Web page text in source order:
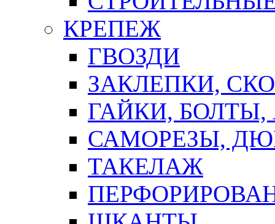
КРЕПЕЖ
ГВОЗДИ
ЗАКЛЕПКИ,
ГАЙКИ,
САМОРЕЗЫ,
ТАКЕЛАЖ